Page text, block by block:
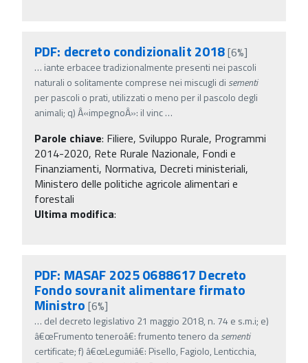
PDF: decreto condizionalit 2018[6%]
… iante erbacee tradizionalmente presenti nei pascoli
naturali o solitamente comprese nei miscugli di sementi
per pascoli o prati, utilizzati o meno per il pascolo degli
animali; q) Â«impegnoÂ»: il vinc…
Parole chiave: Filiere, Sviluppo Rurale, Programmi
2014-2020, Rete Rurale Nazionale, Fondi e
Finanziamenti, Normativa, Decreti ministeriali,
Ministero delle politiche agricole alimentari e
forestali
Ultima modifica:
PDF: MASAF 2025 0688617 Decreto
Fondo sovranit alimentare firmato
Ministro [6%]
… del decreto legislativo 21 maggio 2018, n. 74 e s.m.i; e)
â€œFrumento teneroâ€: frumento tenero dasementi
certificate; f) â€œLegumiâ€: Pisello, Fagiolo, Lenticchia,